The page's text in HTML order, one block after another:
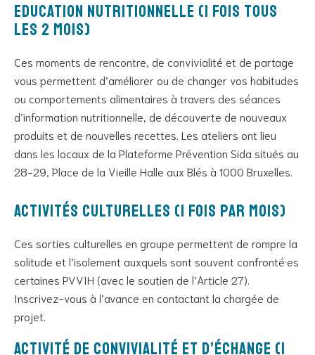
Education nutritionnelle (1 fois tous
les 2 mois)
Ces moments de rencontre, de convivialité et de partage
vous permettent d’améliorer ou de changer vos habitudes
ou comportements alimentaires à travers des séances
d’information nutritionnelle, de découverte de nouveaux
produits et de nouvelles recettes. Les ateliers ont lieu
dans les locaux de la Plateforme Prévention Sida situés au
28-29, Place de la Vieille Halle aux Blés à 1000 Bruxelles.
Activités culturelles (1 fois par mois)
Ces sorties culturelles en groupe permettent de rompre la
solitude et l’isolement auxquels sont souvent confronté·es
certaines PVVIH (avec le soutien de l’Article 27).
Inscrivez-vous à l’avance en contactant la chargée de
projet.
Activité de convivialité et d’échange (1